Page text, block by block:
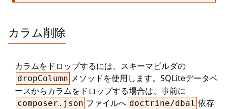
カラム削除
カラムをドロップするには、スキーマビルダの
dropColumn メソッドを使用します。SQLiteデータベ
ースからカラムをドロップする場合は、事前に
composer.json ファイルへ doctrine/dbal 依存